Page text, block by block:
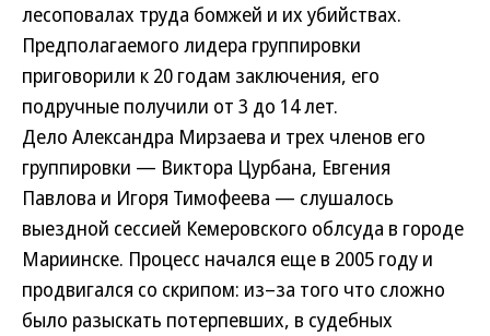
лесоповалах труда бомжей и их убийствах.
Предполагаемого лидера группировки
приговорили к 20 годам заключения, его
подручные получили от 3 до 14 лет.
Дело Александра Мирзаева и трех членов его
группировки — Виктора Цурбана, Евгения
Павлова и Игоря Тимофеева — слушалось
выездной сессией Кемеровского облсуда в городе
Мариинске. Процесс начался еще в 2005 году и
продвигался со скрипом: из–за того что сложно
было разыскать потерпевших, в судебных